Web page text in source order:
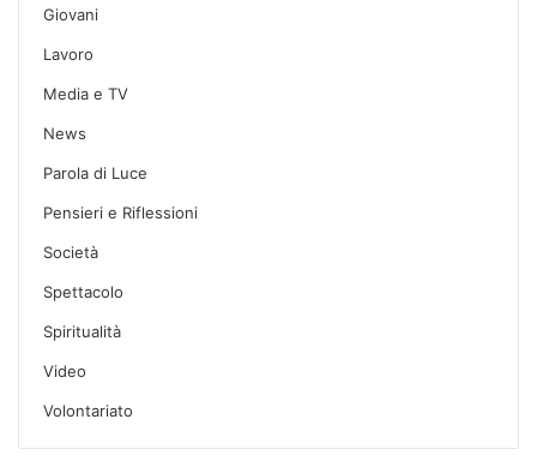
Giovani
Lavoro
Media e TV
News
Parola di Luce
Pensieri e Riflessioni
Società
Spettacolo
Spiritualità
Video
Volontariato